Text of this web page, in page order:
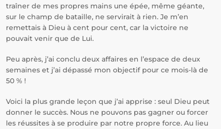
traîner de mes propres mains une épée, même géante,
sur le champ de bataille, ne servirait à rien. Je m’en
remettais à Dieu à cent pour cent, car la victoire ne
pouvait venir que de Lui.
Peu après, j’ai conclu deux affaires en l’espace de deux
semaines et j’ai dépassé mon objectif pour ce mois-là de
50 % !
Voici la plus grande leçon que j’ai apprise : seul Dieu peut
donner le succès. Nous ne pouvons pas gagner ou forcer
les réussites à se produire par notre propre force. Au lieu